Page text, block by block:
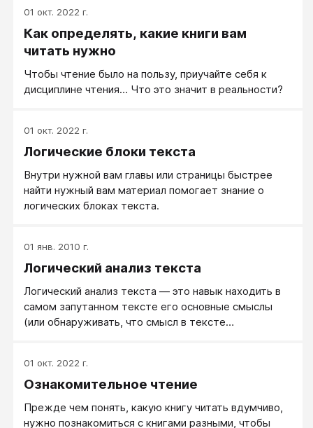
образы, как мы начинаем подражать им в жизни,
как учимся быть добрее, честнее, мудрее… С
другой стороны – многие заядлые читатели
текста. Следить за выдуманными судьбами,
красивыми поступками, замысловатыми сюжетами
жизнь. Пока история чужой напечатанной и неживой
проходит жизнь ваша: живая и настоящая. Кажется,
что это не самый равноценный обмен, согласны?
01 окт. 2022 г.
Как определять, какие книги вам
читать нужно
Чтобы чтение было на пользу, приучайте себя к
дисциплине чтения… Что это значит в реальности?
01 окт. 2022 г.
Логические блоки текста
Внутри нужной вам главы или страницы быстрее
найти нужный вам материал помогает знание о
логических блоках текста.
01 янв. 2010 г.
Логический анализ текста
Логический анализ текста — это навык находить в
самом запутанном тексте его основные смыслы
(или обнаруживать, что смысл в тексте
текст.
01 окт. 2022 г.
Ознакомительное чтение
Прежде чем понять, какую книгу читать вдумчиво,
нужно познакомиться с книгами разными, чтобы